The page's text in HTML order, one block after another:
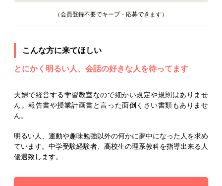
（会員登録不要でキープ・応募できます）
こんな方に来てほしい
とにかく明るい人、会話の好きな人を待ってます
夫婦で経営する学習教室なので細かい規定や規則はありませ
ん。報告書や授業計画書と言った面倒くさい書類もありませ
ん。
明るい人、運動や趣味勉強以外の何かに夢中になった人を求め
ています。中学受験経験者、高校生の理系教科を指導出来る人
優遇致します。